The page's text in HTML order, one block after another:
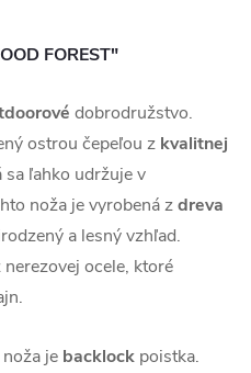
FOREST"
dobrodružstvo.
ostrou čepeľou z kvalitnej
ľahko udržuje v
noža je vyrobená zdreva
a lesný vzhľad.
ocele, ktoré
je backlock poistka.